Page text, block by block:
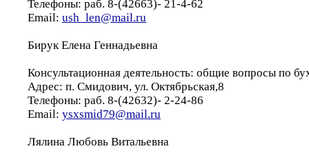
Телефоны: раб. 8-(42663)- 21-4-62
Email: ush_len@mail.ru
Бирук Елена Геннадьевна
Консультационная деятельность: общие вопросы по
Адрес: п. Смидович, ул. Октябрьская,8
Телефоны: раб. 8-(42632)- 2-24-86
Email: ysxsmid79@mail.ru
Лялина Любовь Витальевна